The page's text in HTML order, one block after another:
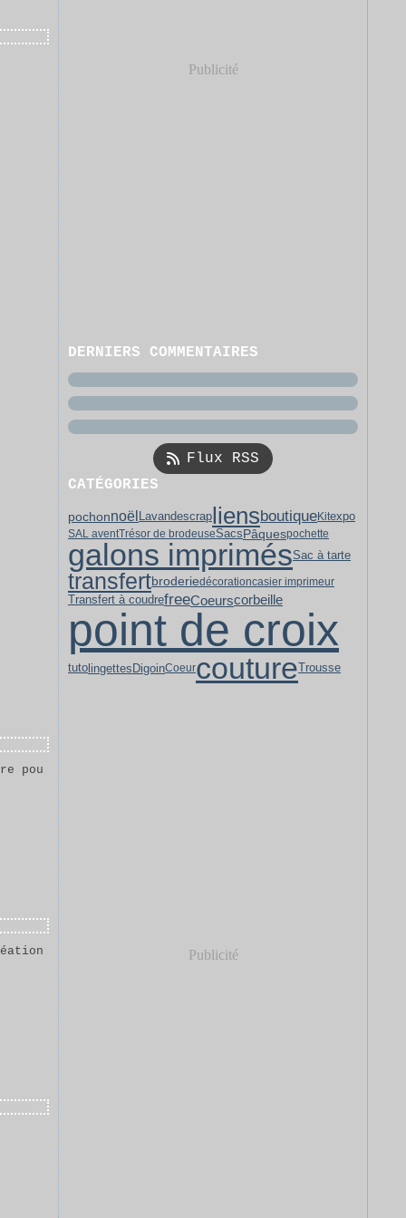
pou
Publicité
DERNIERS COMMENTAIRES
Flux RSS
CATÉGORIES
pochonnoël Lavandescrap liensboutiqueKitexpo
SAL aventTrésor de brodeuseSacsPâquespochette
galons imprimésSac à tarte
transfertbroderiedécorationcasier imprimeur
Transfert à coudrefreeCoeurscorbeille
point de croix
tutolingettesDigoinCoeurcouture Trousse
Publicité